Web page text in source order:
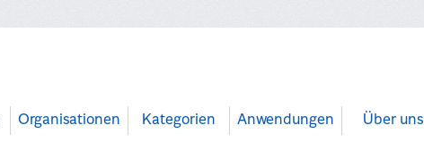
Organisationen Kategorien Anwendungen Über uns